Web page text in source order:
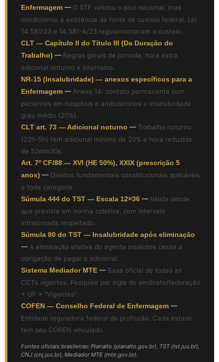
Enfermagem — O STF validou o piso nacional, mas
condicionou à existência de fonte de custeio federal. Lei
14.581/23 e 14.581-A/23 regulamentaram o custeio.
CLT — Capítulo II do Título III (Da Duração do
Trabalho) — Regras gerais de jornada, hora extra,
adicional noturno e intervalos.
NR-15 (Insalubridade) — anexos específicos para a
Enfermagem —Anexo 14: contato permanente com
pacientes em hospitais e ambulatórios = insalubridade
grau médio (20%).
CLT art. 73 — Adicional noturno — Trabalho noturno
(22h-5h) tem adicional mínimo de 20% e hora reduzida
de 52min30s.
Art. 7º CF/88 — XVI (HE 50%), XXIX (prescrição 5
anos) — Direitos fundamentais constitucionais aplicáveis
a toda categoria.
Súmula 444 do TST — Escala 12×36 — Válida desde
que prevista em norma coletiva, com intervalo
intrajornada respeitado.
Súmula 80 do TST — Insalubridade após eliminação
—A eliminação efetiva do agente insalubre cessa a
obrigação de pagar o adicional.
Sistema Mediador MTE — Base oficial de todas as
CCTs vigentes. Pesquise por sigla do sindicato/federação
+ UF + “Vigentes”.
COFEN — Conselho Federal de Enfermagem —
Entidade reguladora federal da profissão. Cada estado
tem seu COREN vinculado.
Fontes oficiais brasileiras: Planalto (planalto.gov.br), TST (tst.jus.br),
CNJ (cnj.jus.br), Mediador MTE (mte.gov.br).